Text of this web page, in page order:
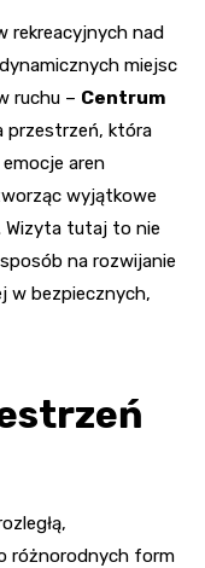
rekreacyjnych nad
miejsc
ruchu – Centrum
przestrzeń, która
aren
wyjątkowe
Wizyta tutaj to nie
na rozwijanie
w bezpiecznych,
różnorodnych form